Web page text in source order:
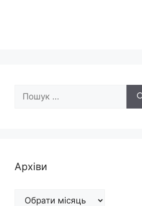
Пошук:
Архіви
Архіви